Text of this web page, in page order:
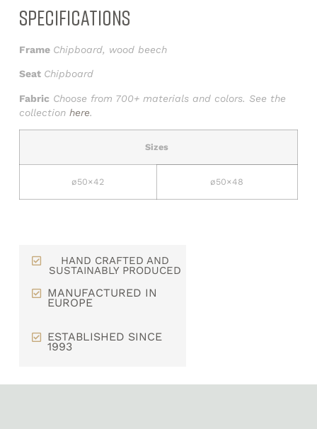
SPECIFICATIONS
Frame Chipboard, wood beech
Seat Chipboard
Fabric Choose from 700+ materials and colors. See the
collection here.
Sizes
ø50×42 ø50×48
HAND CRAFTED AND
SUSTAINABLY PRODUCED
MANUFACTURED IN
EUROPE
ESTABLISHED SINCE
1993